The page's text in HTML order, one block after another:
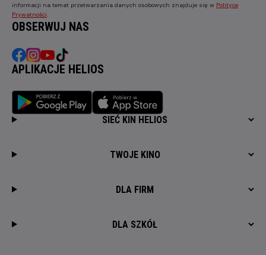
informacji na temat przetwarzania danych osobowych znajduje się w Polityce
Prywatności
OBSERWUJ NAS
APLIKACJE HELIOS
SIEĆ KIN HELIOS
TWOJE KINO
DLA FIRM
DLA SZKÓŁ